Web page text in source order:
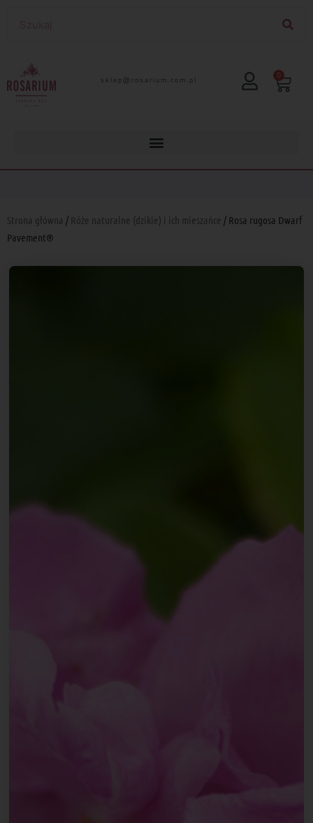
lp.moc.muirasor@pelks 0
Strona główna / Róże naturalne (dzikie) i ich mieszańce / Rosa rugosa Dwarf
Pavement®